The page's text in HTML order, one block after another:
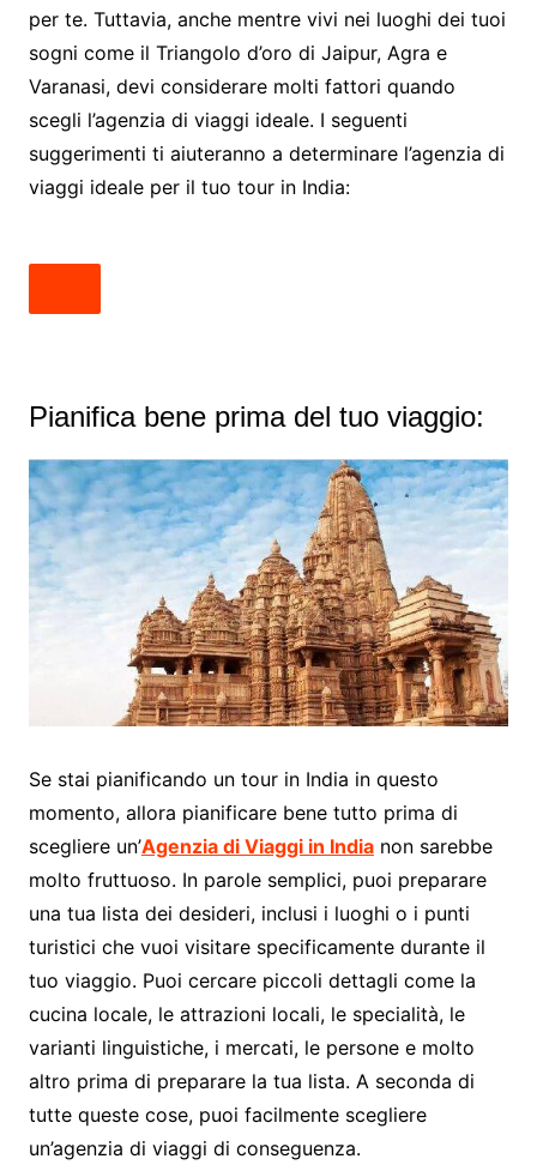
per te. Tuttavia, anche mentre vivi nei luoghi dei tuoi
sogni come il Triangolo d’oro di Jaipur, Agra e
Varanasi, devi considerare molti fattori quando
scegli l’agenzia di viaggi ideale. I seguenti
suggerimenti ti aiuteranno a determinare l’agenzia di
viaggi ideale per il tuo tour in India:
Pianifica bene prima del tuo viaggio:
Se stai pianificando un tour in India in questo
momento, allora pianificare bene tutto prima di
scegliere un’Agenzia di Viaggi in Indianon sarebbe
molto fruttuoso. In parole semplici, puoi preparare
una tua lista dei desideri, inclusi i luoghi o i punti
turistici che vuoi visitare specificamente durante il
tuo viaggio. Puoi cercare piccoli dettagli come la
cucina locale, le attrazioni locali, le specialità, le
varianti linguistiche, i mercati, le persone e molto
altro prima di preparare la tua lista. A seconda di
tutte queste cose, puoi facilmente scegliere
un’agenzia di viaggi di conseguenza.